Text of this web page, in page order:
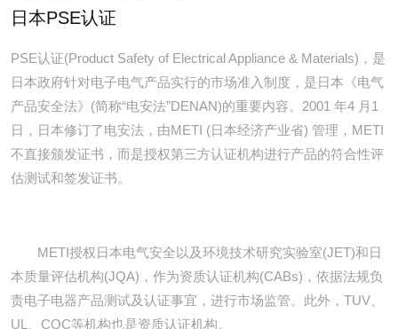
日本PSE认证
PSE认证(Product Safety of Electrical Appliance & Materials)，是
日本政府针对电子电气产品实行的市场准入制度，是日本《电气
产品安全法》(简称“电安法”DENAN)的重要内容。2001 年4 月1
日，日本修订了电安法，由METI (日本经济产业省) 管理，METI
不直接颁发证书，而是授权第三方认证机构进行产品的符合性评
估测试和签发证书。
METI授权日本电气安全以及环境技术研究实验室(JET)和日
本质量评估机构(JQA)，作为资质认证机构(CABs)，依据法规负
责电子电器产品测试及认证事宜，进行市场监管。此外，TUV、
UL、CQC等机构也是资质认证机构。